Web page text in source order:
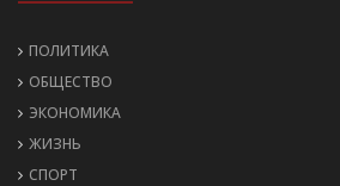
ПОЛИТИКА
ОБЩЕСТВО
ЭКОНОМИКА
ЖИЗНЬ
СПОРТ